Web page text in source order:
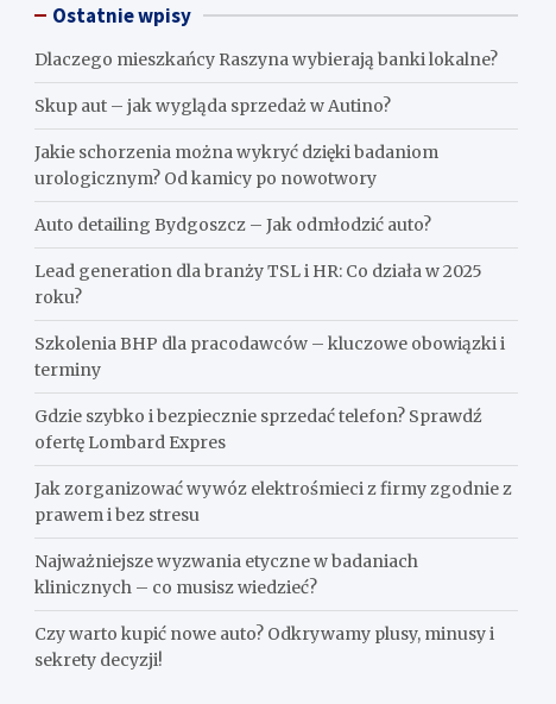
Ostatnie wpisy
Dlaczego mieszkańcy Raszyna wybierają banki lokalne?
Skup aut – jak wygląda sprzedaż w Autino?
Jakie schorzenia można wykryć dzięki badaniom
urologicznym? Od kamicy po nowotwory
Auto detailing Bydgoszcz – Jak odmłodzić auto?
Lead generation dla branży TSL i HR: Co działa w 2025
roku?
Szkolenia BHP dla pracodawców – kluczowe obowiązki i
terminy
Gdzie szybko i bezpiecznie sprzedać telefon? Sprawdź
ofertę Lombard Expres
Jak zorganizować wywóz elektrośmieci z firmy zgodnie z
prawem i bez stresu
Najważniejsze wyzwania etyczne w badaniach
klinicznych – co musisz wiedzieć?
Czy warto kupić nowe auto? Odkrywamy plusy, minusy i
sekrety decyzji!